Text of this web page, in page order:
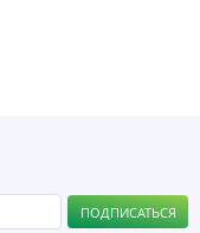
ПОДПИСАТЬСЯ